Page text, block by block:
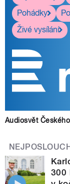
Pohádky
Živé vysílání
Audiosvět
300